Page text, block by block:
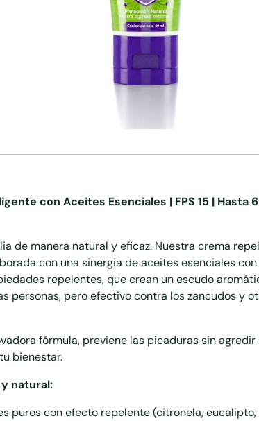
con Aceites Esenciales | FPS 15 | Hasta
de manera natural y eficaz. Nuestra crema
con una sinergia de aceites esenciales con
repelentes, que crean un escudo
personas, pero efectivo contra los zancudos y
fórmula, previene las picaduras sin
bienestar.
natural:
puros con efecto repelente (citronela, eucalipto,